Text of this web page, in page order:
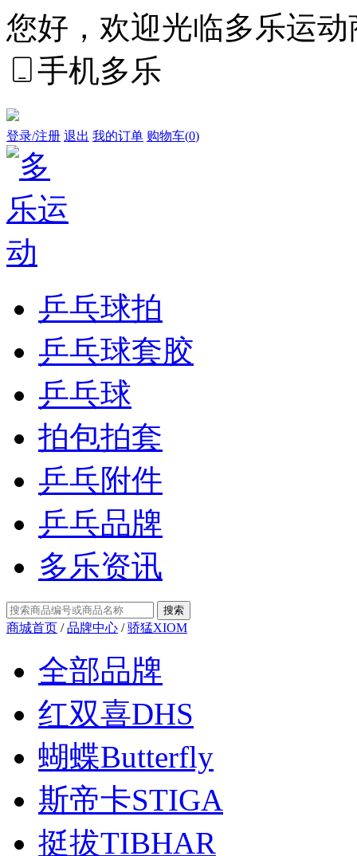
您好，欢迎光临多乐运动
手机多乐
登录/注册 退出 我的订单 购物车(0)
乒乓球拍
乒乓球套胶
乒乓球
拍包拍套
乒乓附件
乒乓品牌
多乐资讯
商城首页 /品牌中心 /骄猛XIOM
全部品牌
红双喜DHS
蝴蝶Butterfly
斯帝卡STIGA
挺拔TIBHAR